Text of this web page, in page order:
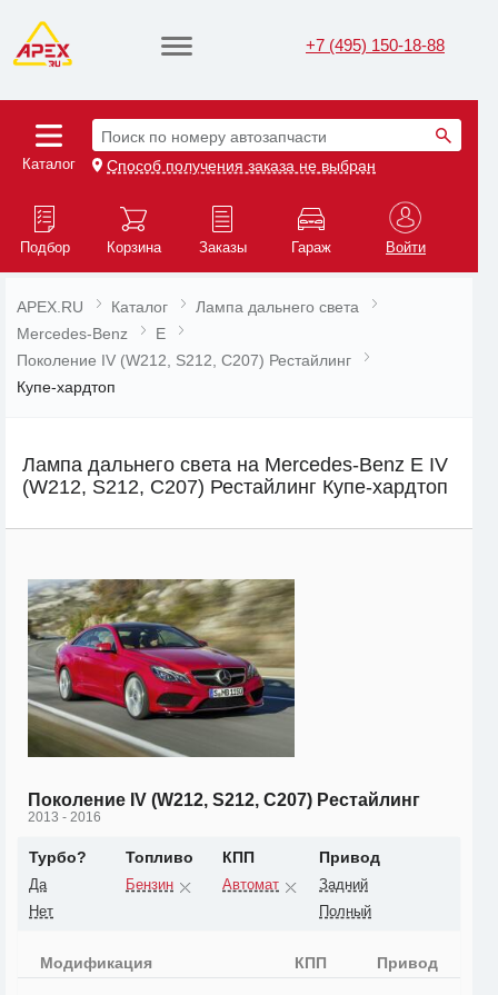
+7 (495) 150-18-88
Каталог
Поиск по номеру автозапчасти
Способ получения заказа не выбран
Подбор Корзина Заказы Гараж Войти
APEX.RU Каталог
Лампа дальнего света
Mercedes-Benz
E
Поколение IV (W212, S212, C207) Рестайлинг
Купе-хардтоп
Лампа дальнего света на Mercedes-Benz E IV
(W212, S212, C207) Рестайлинг Купе-хардтоп
Поколение IV (W212, S212, C207) Рестайлинг
2013 - 2016
Турбо?
Да
Нет
Топливо
Бензин
КПП
Автомат
Привод
Задний
Полный
Модификация КПП Привод